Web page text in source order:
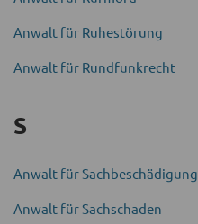
Anwalt für Ruhe­störung
Anwalt für Rundfunk­recht
S
Anwalt für Sach­beschädigung
Anwalt für Sach­schaden